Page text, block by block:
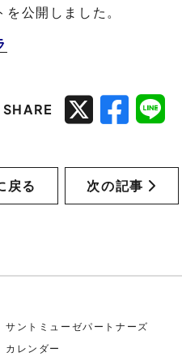
公開しました。
SHARE
戻る 次の記事
サントミューゼパートナーズ
カレンダー